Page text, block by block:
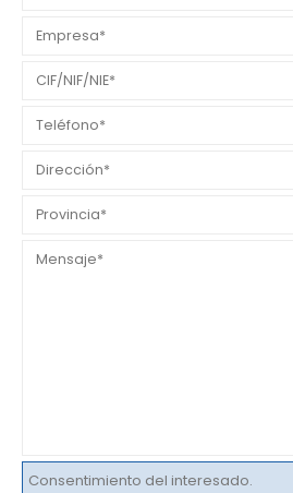
Consentimiento del interesado.